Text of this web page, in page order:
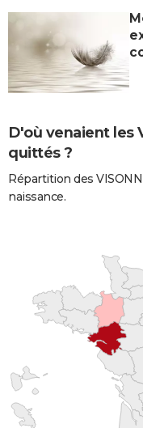
D'où venaient les
quittés ?
Répartition des
naissance.